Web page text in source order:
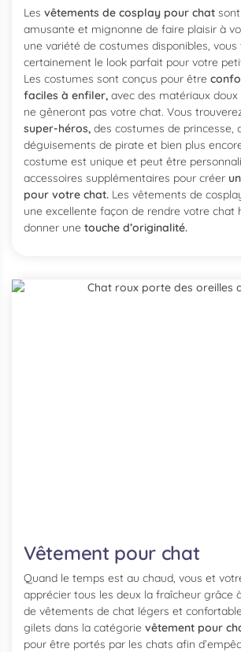
Les vêtements de cosplay pour chat
amusante et mignonne de faire plaisir à
une variété de costumes disponibles, vous
certainement le look parfait pour votre
Les costumes sont conçus pour être
faciles à enfiler, avec des matériaux
ne gêneront pas votre chat. Vous
super-héros, des costumes de princesse,
déguisements de pirate et bien plus
costume est unique et peut être
accessoires supplémentaires pour créer
pour votre chat. Les vêtements de
une excellente façon de rendre votre chat
donner une touche d’originalité.
Vêtement pour chat
Quand le temps est au chaud, vous et
apprécier tous les deux la fraîcheur grâce
de vêtements de chat légers et
gilets dans la catégorie vêtement pour
pour être portés par les chats afin